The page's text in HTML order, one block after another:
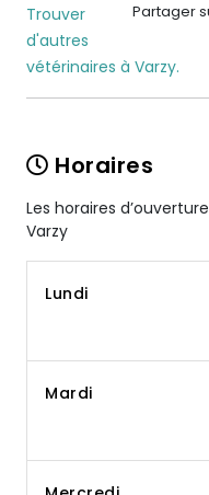
Partager
Trouver
d'autres
vétérinaires à Varzy.
Horaires
Les horaires
Varzy
Lundi
Mardi